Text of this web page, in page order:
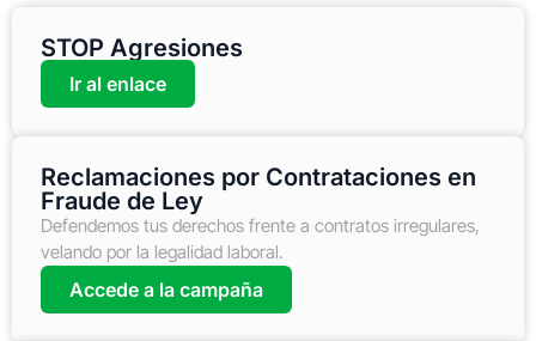
STOP Agresiones
Ir al enlace
Reclamaciones por Contrataciones en
Fraude de Ley
Defendemos tus derechos frente a contratos irregulares,
velando por la legalidad laboral.
Accede a la campaña